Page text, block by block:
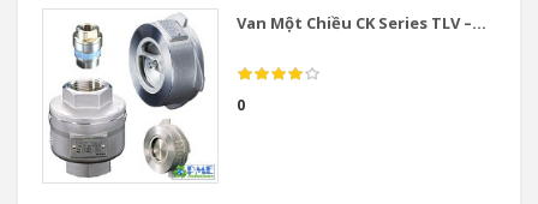
Van Một Chiều CK Series TLV –...
0